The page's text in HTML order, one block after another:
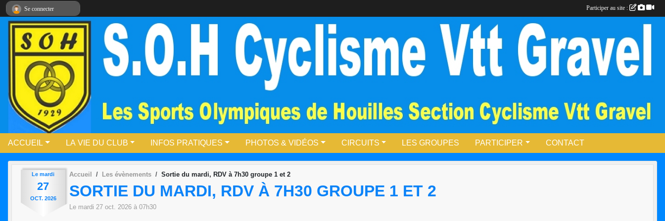
ACCUEIL LA VIE DU CLUB INFOS PRATIQUES PHOTOS & VIDÉOS CIRCUITS LES GROUPES PARTICIPER CONTACT
Le mardi
27
OCT. 2026
Accueil Les évènements Sortie du mardi, RDV à 7h30 groupe 1 et 2
SORTIE DU MARDI, RDV À 7H30 GROUPE 1 ET 2
Le mardi 27 oct. 2026 à 07h30
Se connecter Participer au site :
Panneau de gestion des cookies